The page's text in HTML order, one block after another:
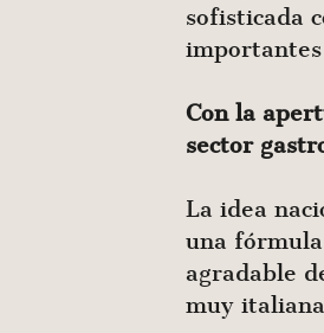
sofisticada
Con la
sector
La idea
una
agradable
muy